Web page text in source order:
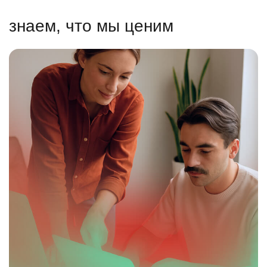
знаем, что мы ценим